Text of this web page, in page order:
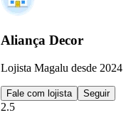
Aliança Decor
Lojista Magalu desde 2024
Fale com lojista Seguir
2.5